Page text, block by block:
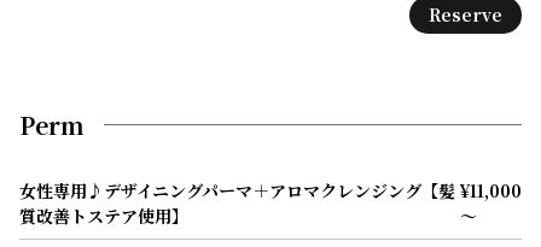
Reserve
Perm
女性専用♪デザイニングパーマ＋アロマクレンジング【髪
質改善トステア使用】
¥11,000
～